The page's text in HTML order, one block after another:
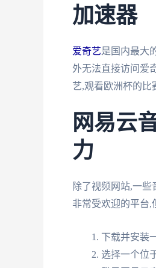
加速器
爱奇艺是国内最大
外无法直接访问爱
艺,观看欧洲杯的比
网易云
力
除了视频网站,一
非常受欢迎的平台,
下载并安装
选择一个位